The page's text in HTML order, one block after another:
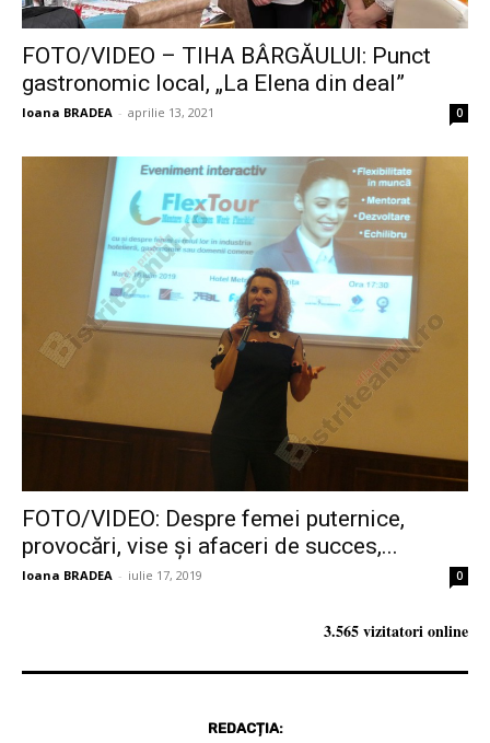
FOTO/VIDEO – TIHA BÂRGĂULUI: Punct
gastronomic local, „La Elena din deal”
Ioana BRADEA - aprilie 13, 2021 0
FOTO/VIDEO: Despre femei puternice,
provocări, vise şi afaceri de succes,...
Ioana BRADEA - iulie 17, 2019 0
3.565 vizitatori online
REDACȚIA: